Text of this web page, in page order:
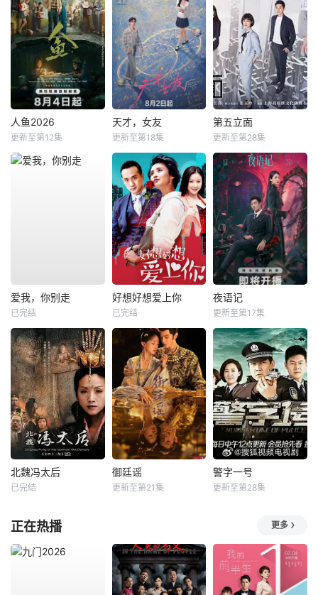
人鱼2026
更新至第12集
天才，女友
更新至第18集
第五立面
更新至第28集
爱我，你别走
已完结
好想好想爱上你
已完结
夜语记
更新至第17集
北魏冯太后
已完结
御廷谣
更新至第21集
警字一号
更新至第28集
正在热播 更多